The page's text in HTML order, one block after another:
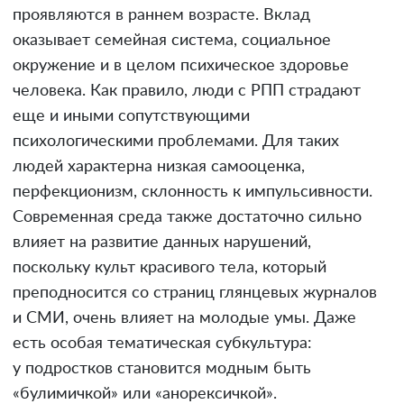
проявляются в раннем возрасте. Вклад
оказывает семейная система, социальное
окружение и в целом психическое здоровье
человека. Как правило, люди с РПП страдают
еще и иными сопутствующими
психологическими проблемами. Для таких
людей характерна низкая самооценка,
перфекционизм, склонность к импульсивности.
Современная среда также достаточно сильно
влияет на развитие данных нарушений,
поскольку культ красивого тела, который
преподносится со страниц глянцевых журналов
и СМИ, очень влияет на молодые умы. Даже
есть особая тематическая субкультура:
у подростков становится модным быть
«булимичкой» или «анорексичкой».